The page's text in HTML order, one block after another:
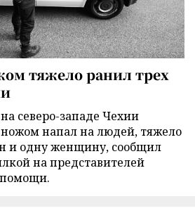
тяжело ранил трех
северо-западе Чехии
напал на людей, тяжело
и одну женщину, сообщил
на представителей